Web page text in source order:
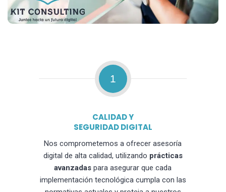
1
CALIDAD Y
SEGURIDAD DIGITAL
Nos comprometemos a ofrecer asesoría
digital de alta calidad, utilizando prácticas
avanzadas para asegurar que cada
implementación tecnológica cumpla con las